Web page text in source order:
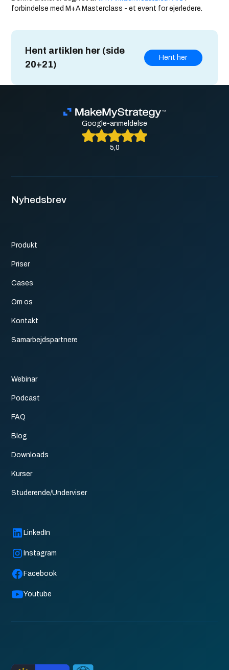
forbindelse med M+A Masterclass - et event for ejerledere.
Hent artiklen her (side
20+21)
Hent her
Google-anmeldelse
5,0
Nyhedsbrev
Produkt
Priser
Cases
Om os
Kontakt
Samarbejdspartnere
Webinar
Podcast
FAQ
Blog
Downloads
Kurser
Studerende/Underviser
LinkedIn
Instagram
Facebook
Youtube